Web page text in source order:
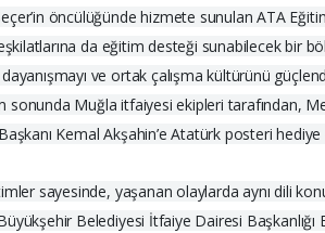
öncülüğünde hizmete sunulan ATA
da eğitim desteği sunabilecek bir
ve ortak çalışma kültürünü
sonunda Muğla itfaiyesi ekipleri tarafından,
Kemal Akşahin’e Atatürk posteri hediye
sayesinde, yaşanan olaylarda aynı dili
Belediyesi İtfaiye Dairesi